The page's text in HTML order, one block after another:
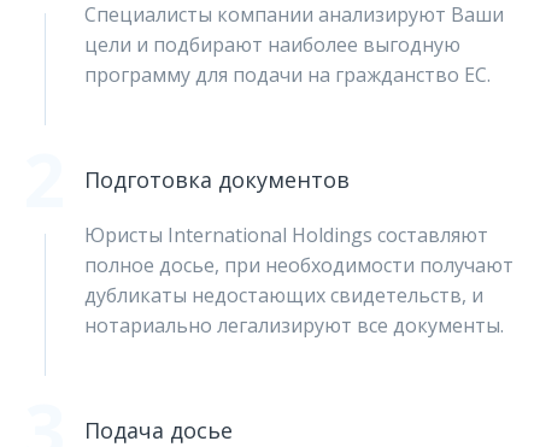
Специалисты компании анализируют Ваши
цели и подбирают наиболее выгодную
программу для подачи на гражданство ЕС.
Подготовка документов
Юристы International Holdings составляют
полное досье, при необходимости получают
дубликаты недостающих свидетельств, и
нотариально легализируют все документы.
Подача досье